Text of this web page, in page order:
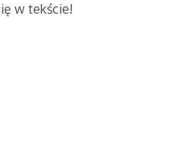
w tekście!